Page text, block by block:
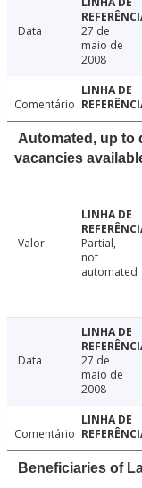
Data
27 de
maio de
2008
Comentário
Automated, up to
vacancies
Valor
Partial,
not
automated
Data
27 de
maio de
2008
Comentário
Beneficiaries of